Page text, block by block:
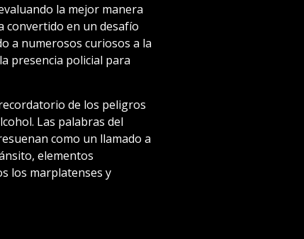
la mejor manera
convertido en un desafío
a numerosos curiosos a la
presencia policial para
de los peligros
Las palabras del
como un llamado a
elementos
los marplatenses y